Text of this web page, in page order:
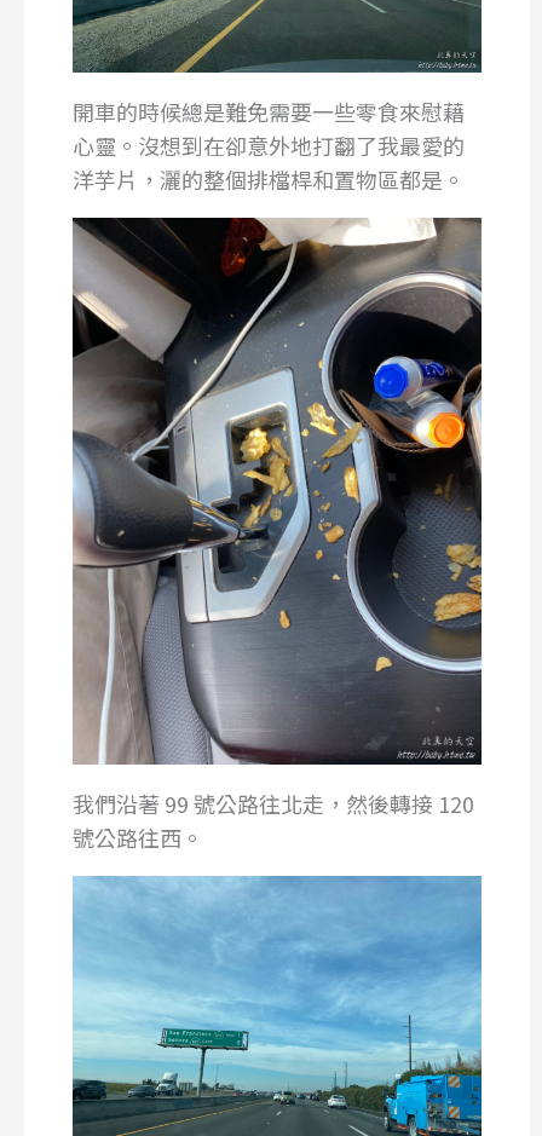
開車的時候總是難免需要一些零食來慰藉
心靈。沒想到在卻意外地打翻了我最愛的
洋芋片，灑的整個排檔桿和置物區都是。
我們沿著 99 號公路往北走，然後轉接 120
號公路往西。